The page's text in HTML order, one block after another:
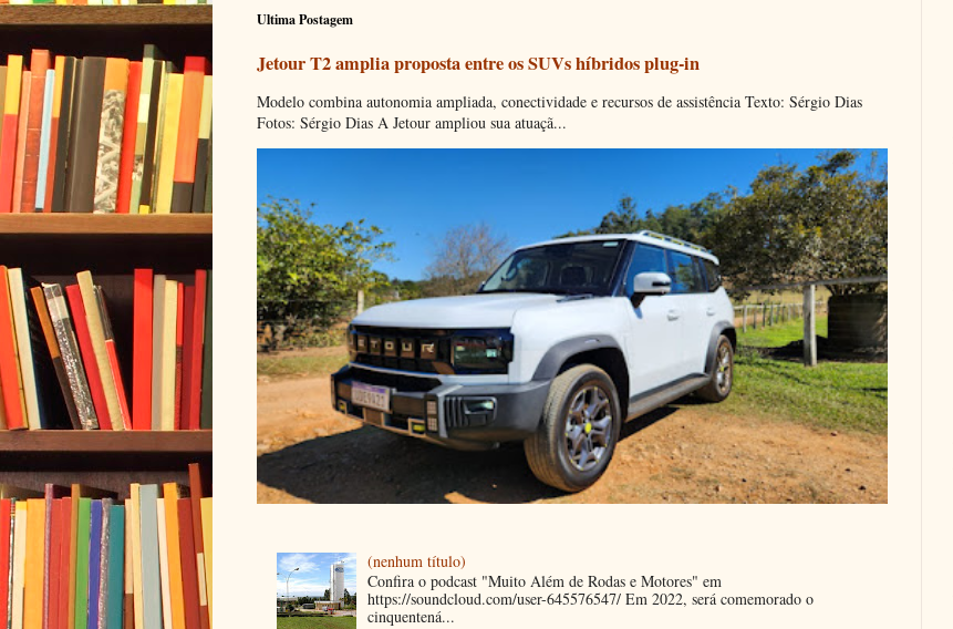
Ultima Postagem
Jetour T2 amplia proposta entre os SUVs híbridos plug-in
Modelo combina autonomia ampliada, conectividade e recursos de assistência Texto: Sérgio Dias
Fotos: Sérgio Dias A Jetour ampliou sua atuaçã...
(nenhum título)
Confira o podcast "Muito Além de Rodas e Motores" em
https://soundcloud.com/user-645576547/ Em 2022, será comemorado o
cinquentená...